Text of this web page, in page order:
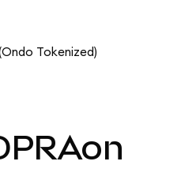
Tokenized)